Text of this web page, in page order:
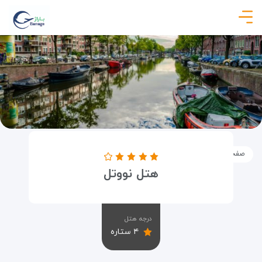
صفحه نخست اقامتگاه ها هتل نووتل
هتل نووتل
درجه هتل